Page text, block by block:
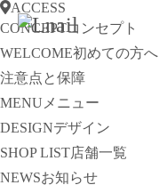
ACCESS
CONCEPTコンセプト
WELCOME初めての方へ
注意点と保障
MENU メニュー
DESIGNデザイン
SHOP LIST店舗一覧
NEWSお知らせ